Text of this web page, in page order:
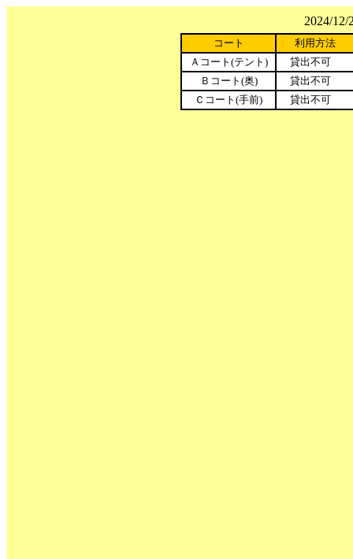
2024/
コート
利用方法
Ａコート(テント)
貸出不可
Ｂコート(奥)
貸出不可
Ｃコート(手前)
貸出不可